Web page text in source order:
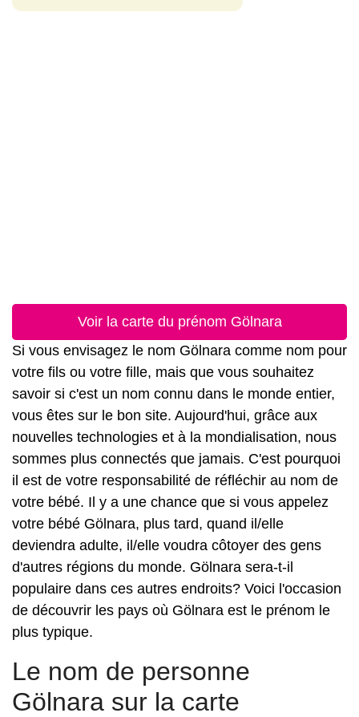
Voir la carte du prénom Gölnara
Si vous envisagez le nom Gölnara comme nom pour
votre fils ou votre fille, mais que vous souhaitez
savoir si c'est un nom connu dans le monde entier,
vous êtes sur le bon site. Aujourd'hui, grâce aux
nouvelles technologies et à la mondialisation, nous
sommes plus connectés que jamais. C'est pourquoi
il est de votre responsabilité de réfléchir au nom de
votre bébé. Il y a une chance que si vous appelez
votre bébé Gölnara, plus tard, quand il/elle
deviendra adulte, il/elle voudra côtoyer des gens
d'autres régions du monde. Gölnara sera-t-il
populaire dans ces autres endroits? Voici l'occasion
de découvrir les pays où Gölnara est le prénom le
plus typique.
Le nom de personne
Gölnara sur la carte